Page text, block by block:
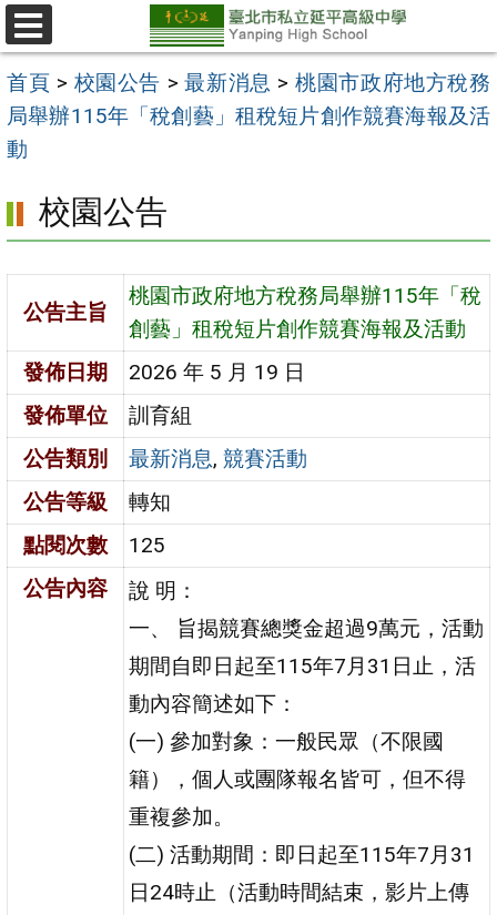
跳
至
主
要
內
選
單
首頁 > 校園公告 >最新消息 > 桃園市政府地方稅務
局舉辦115年「稅創藝」租稅短片創作競賽海報及活
動
校園公告
公告主旨
桃園市政府地方稅務局舉辦115年「稅
創藝」租稅短片創作競賽海報及活動
發佈日期
2026 年 5 月 19 日
發佈單位
訓育組
公告類別
最新消息,競賽活動
公告等級
轉知
點閱次數
125
公告內容
說 明：
一、 旨揭競賽總獎金超過9萬元，活動
期間自即日起至115年7月31日止，活
動內容簡述如下：
(一) 參加對象：一般民眾（不限國
籍），個人或團隊報名皆可，但不得
重複參加。
(二) 活動期間：即日起至115年7月31
日24時止（活動時間結束，影片上傳